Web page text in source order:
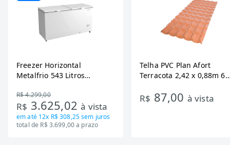
Freezer Horizontal
Metalfrio 543 Litros
Tecnologia Inverter, Branco,
Bivolt
R$ 4.299,00
R$ 3.625,02à vista
em até 12x R$ 308,25sem juros
total de R$ 3.699,00 a prazo
Telha PVC Plan Afort
Terracota 2,42 x 0,88m 6
R$ 87,00 à vista